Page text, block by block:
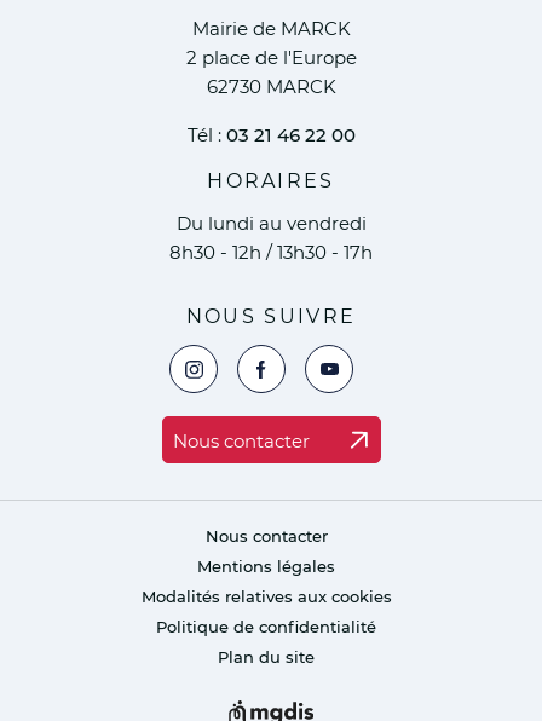
Mairie de MARCK
2 place de l'Europe
62730 MARCK
Tél : 03 21 46 22 00
HORAIRES
Du lundi au vendredi
8h30 - 12h / 13h30 - 17h
NOUS SUIVRE
Voir la page Instagram de la ville de
Voir la page Facebook de la ville
Voir le compte YouTube
Nous contacter
Nous contacter
Mentions légales
Modalités relatives aux cookies
Politique de confidentialité
Plan du site